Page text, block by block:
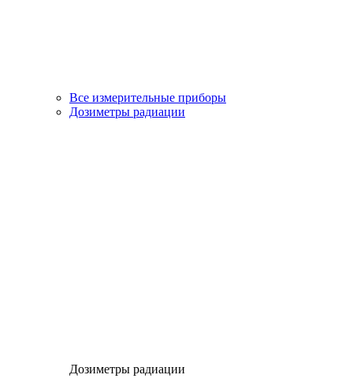
Все измерительные приборы
Дозиметры радиации
Дозиметры радиации